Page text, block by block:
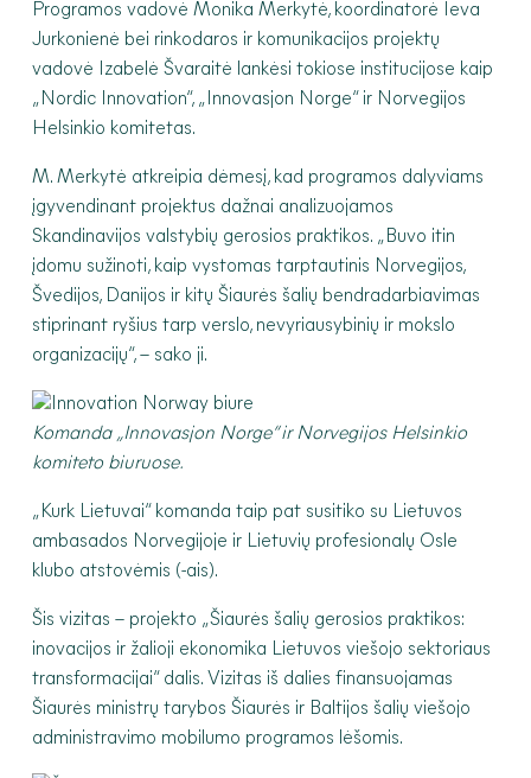
Programos vadovė Monika Merkytė, koordinatorė Ieva
Jurkonienė bei rinkodaros ir komunikacijos projektų
vadovė Izabelė Švaraitė lankėsi tokiose institucijose kaip
„Nordic Innovation“, „Innovasjon Norge“ ir Norvegijos
Helsinkio komitetas.
M. Merkytė atkreipia dėmesį, kad programos dalyviams
įgyvendinant projektus dažnai analizuojamos
Skandinavijos valstybių gerosios praktikos. „Buvo itin
įdomu sužinoti, kaip vystomas tarptautinis Norvegijos,
Švedijos, Danijos ir kitų Šiaurės šalių bendradarbiavimas
stiprinant ryšius tarp verslo, nevyriausybinių ir mokslo
organizacijų“, – sako ji.
Komanda „Innovasjon Norge“ ir Norvegijos Helsinkio
komiteto biuruose.
„Kurk Lietuvai“ komanda taip pat susitiko su Lietuvos
ambasados Norvegijoje ir Lietuvių profesionalų Osle
klubo atstovėmis (-ais).
Šis vizitas – projekto „Šiaurės šalių gerosios praktikos:
inovacijos ir žalioji ekonomika Lietuvos viešojo sektoriaus
transformacijai“ dalis. Vizitas iš dalies finansuojamas
Šiaurės ministrų tarybos Šiaurės ir Baltijos šalių viešojo
administravimo mobilumo programos lėšomis.